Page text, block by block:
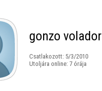
gonzo volador
Csatlakozott: 5/3/2010
Utoljára online: 7 órája